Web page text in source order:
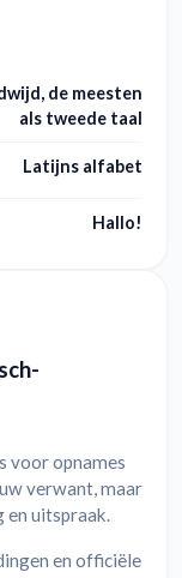
de meesten
als tweede taal
Latijns alfabet
Hallo!
voor opnames
verwant, maar
en uitspraak.
en officiële